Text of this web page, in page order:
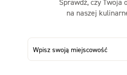
50,31 zł
-32%
Menu
Sprawdź, czy Twoja
na naszej